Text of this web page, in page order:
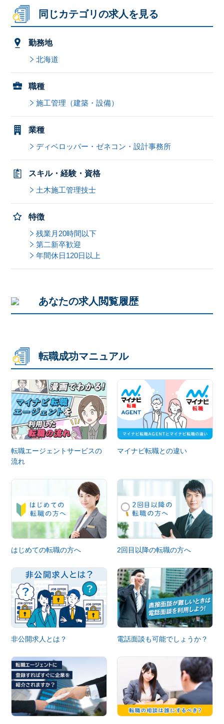
同じカテゴリの求人を見る
勤務地
北海道
職種
施工管理（建築・設備）
業種
ディベロッパー・ゼネコン・設計事務所
スキル・経験・資格
土木施工管理技士
特徴
残業月20時間以下
第二新卒歓迎
年間休日120日以上
あなたの求人閲覧履歴
転職成功マニュアル
転職エージェントサービスの
流れ
マイナビ転職との違い
はじめての転職の方へ 2回目以降の転職の方へ
非公開求人とは？ 電話面談も可能でしょうか？